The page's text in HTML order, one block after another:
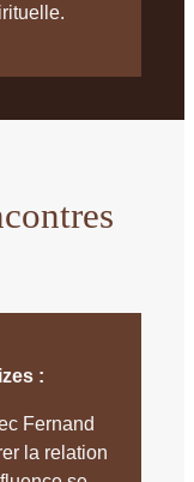
:
Fernand
la relation